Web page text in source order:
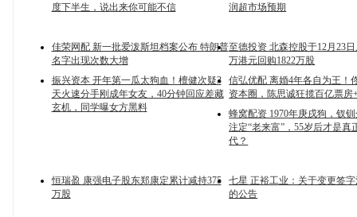
度下半生，说出来你可能不信
润超市场预期
佳荣网配 新一批爱泼斯坦档案公布 特朗普
名字出现次数大增
至德投资 北森控股于12月23日
万港元回购1822万股
振兴资本 开年第一瓜太狗血！檀健次疑3
天火速分手刚成年女友，40分钟回应差藏
玄机，同学曝女方黑料
信弘优配 离婚4年各自为王！
资本圈，陈思诚狂揽百亿票房
蜂窝配资 1970年庚戌狗，钗
注定“老来富”，55岁后才是真
代？
恒瑞盈 康强电子股东郑康定累计减持375
万股
七星 正裕工业：关于变更签
的公告